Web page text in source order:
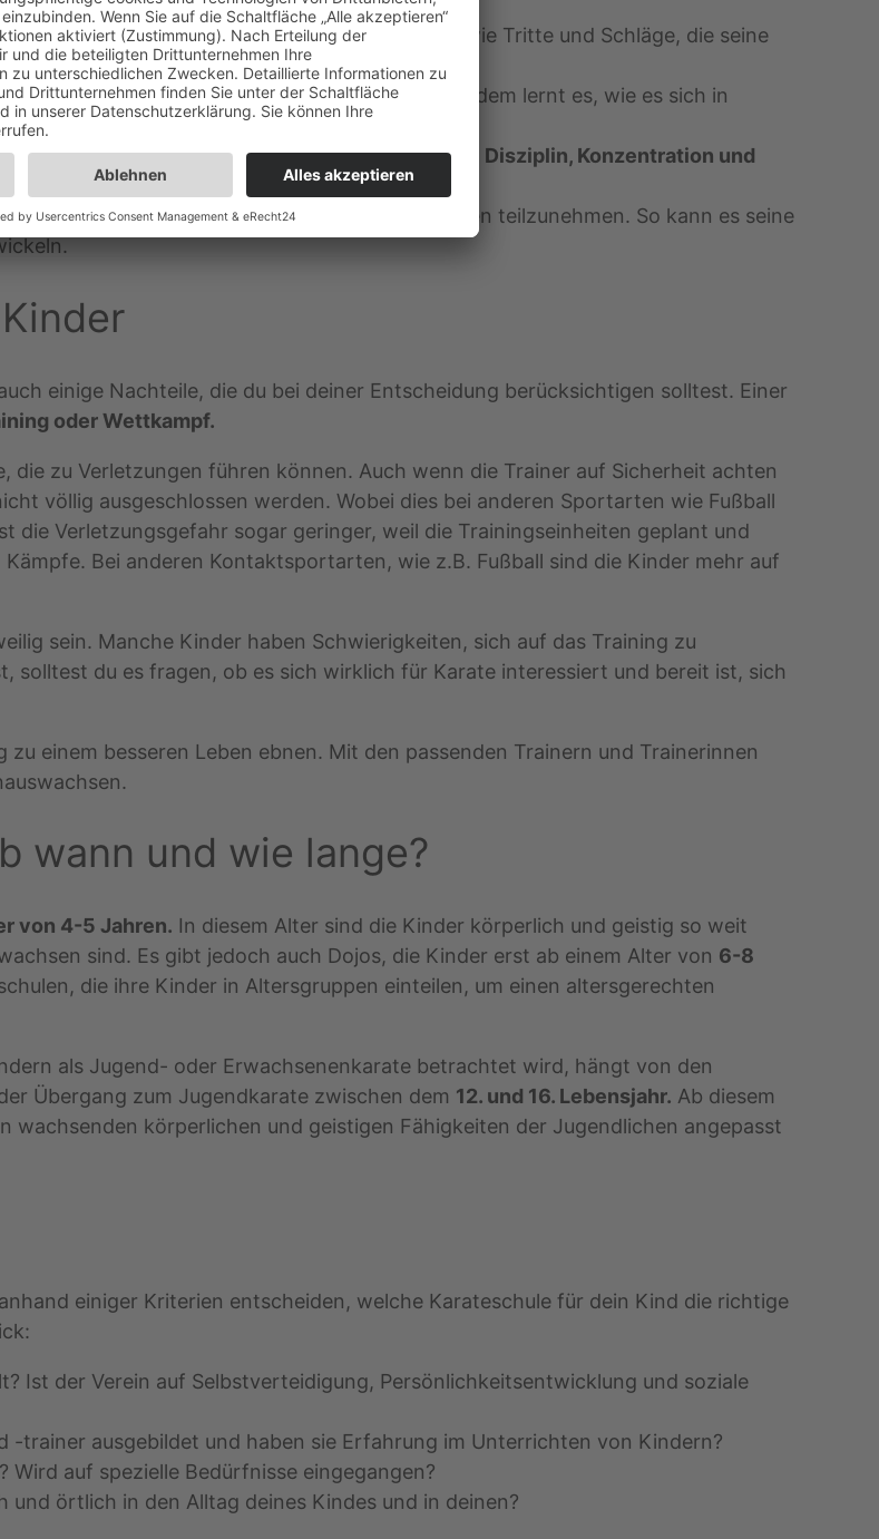
Kindes. Es lernt verschiedene Techniken wie Tritte und Schläge, die seine
zu stärken und sich selbst zu verteidigen. Außerdem lernt es, wie es sich in
auf friedliche Weise löst.
Kindes. Durch regelmäßiges Training lernt es Disziplin, Konzentration und
und Stress abzubauen.
neue Freundezu finden und an Wettkämpfen teilzunehmen. So kann es seine
einige Nachteile, die du bei deiner Entscheidung berücksichtigen solltest. Einer
oder Wettkampf.
die zu Verletzungen führen können. Auch wenn die Trainer auf Sicherheit achten
völlig ausgeschlossen werden. Wobei dies bei anderen Sportarten wie Fußball
die Verletzungsgefahr sogar geringer, weil die Trainingseinheiten geplant und
Bei anderen Kontaktsportarten, wie z.B. Fußball sind die Kinder mehr auf
sein. Manche Kinder haben Schwierigkeiten, sich auf das Training zu
solltest du es fragen, ob es sich wirklich für Karate interessiert und bereit ist, sich
einem besseren Leben ebnen. Mit den passenden Trainern und Trainerinnen
wann und wie lange?
von 4-5 Jahren. In diesem Alter sind die Kinder körperlich und geistig so weit
sind. Es gibt jedoch auch Dojos, die Kinder erst ab einem Alter von 6-8
die ihre Kinder in Altersgruppen einteilen, um einen altersgerechten
als Jugend- oder Erwachsenenkarate betrachtet wird, hängt von den
Übergang zum Jugendkarate zwischen dem 12. und 16. Lebensjahr. Ab diesem
körperlichen und geistigen Fähigkeiten der Jugendlichen angepasst
einiger Kriterien entscheiden, welche Karateschule für dein Kind die richtige
Ist der Verein auf Selbstverteidigung, Persönlichkeitsentwicklung und soziale
-trainer ausgebildet und haben sie Erfahrung im Unterrichten von Kindern?
auf spezielle Bedürfnisse eingegangen?
und örtlich in den Alltag deines Kindes und in deinen?